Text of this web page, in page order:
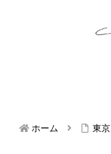
ホーム 東京